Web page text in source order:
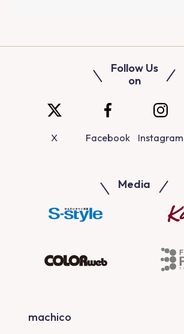
Follow Us
on
X Facebook Instagram
Media
machico